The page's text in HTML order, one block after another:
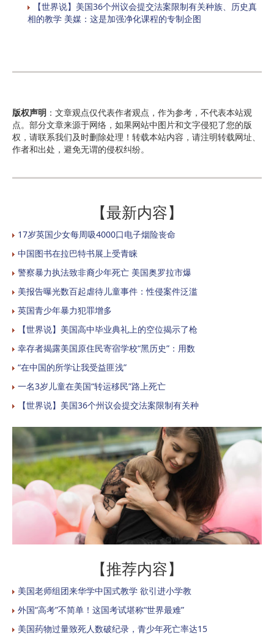
【世界说】美国36个州议会提交法案限制有关种族、历史真
相的教学 美媒：这是加强净化课程的专制企图
版权声明 ：文章观点仅代表作者观点，作为参考，不代表本站观
点。部分文章来源于网络，如果网站中图片和文字侵犯了您的版
权，请联系我们及时删除处理！转载本站内容，请注明转载网址、
作者和出处，避免无谓的侵权纠纷。
【最新内容】
17岁英国少女每周吸4000口电子烟险丧命
中国图书在拉巴特书展上受青睐
警察暴力执法致非裔少年死亡 美国奥罗拉市爆
美报告曝光数百起虐待儿童事件：性侵案件泛滥
英国青少年暴力犯罪增多
【世界说】美国高中毕业典礼上的空位揭示了枪
幸存者揭露美国原住民寄宿学校“黑历史”：用数
“在中国的所学让我受益匪浅”
一名3岁儿童在美国“转运移民”路上死亡
【世界说】美国36个州议会提交法案限制有关种
【推荐内容】
美国老师组团来华学中国式教学 欲引进小学教
外国“高考”不简单！这国考试堪称“世界最难”
美国药物过量致死人数破纪录，青少年死亡率达15